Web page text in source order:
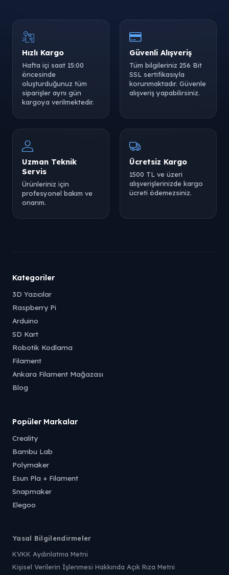
Hızlı Kargo
Hafta içi saat 15:00
öncesinde
oluşturduğunuz tüm
siparişler aynı gün
kargoya verilmektedir.
Güvenli Alışveriş
Tüm bilgileriniz 256 Bit
SSL sertifikasıyla
korunmaktadır. Güvenle
alışveriş yapabilirsiniz.
Uzman Teknik
Servis
Ürünleriniz için
profesyonel bakım ve
onarım.
Ücretsiz Kargo
1500 TL ve üzeri
alışverişlerinizde kargo
ücreti ödemezsiniz.
Kategoriler
3D Yazıcılar
Raspberry Pi
Arduino
SD Kart
Robotik Kodlama
Filament
Ankara Filament Mağazası
Blog
Popüler Markalar
Creality
Bambu Lab
Polymaker
Esun Pla + Filament
Snapmaker
Elegoo
Yasal Bilgilendirmeler
KVKK Aydınlatma Metni
Kişisel Verilerin İşlenmesi Hakkında Açık Rıza Metni